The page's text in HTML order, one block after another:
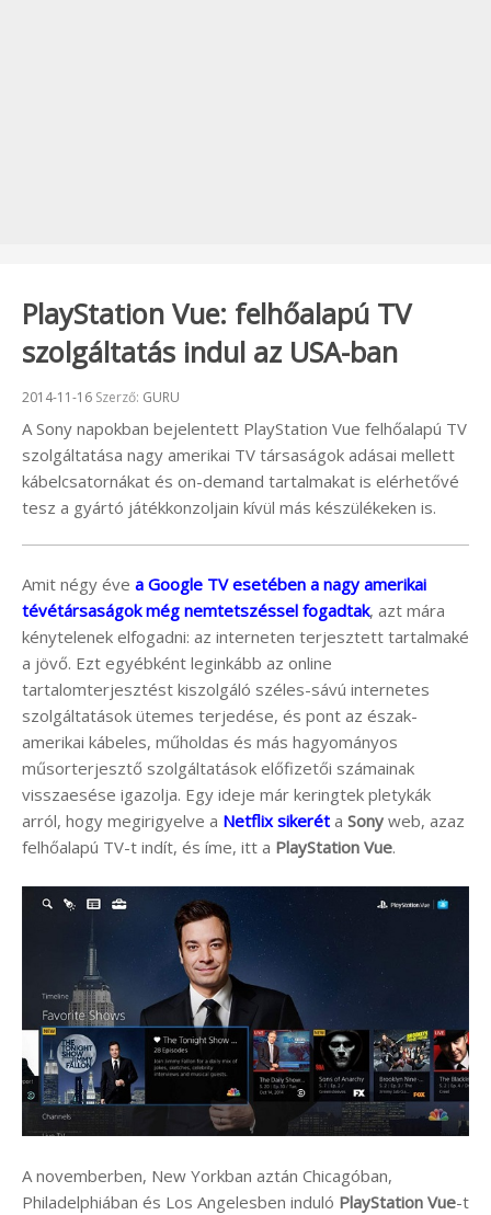
PlayStation Vue: felhőalapú TV
szolgáltatás indul az USA-ban
Beküldve:
2014-11-16 Szerző: GURU
A Sony napokban bejelentett PlayStation Vue felhőalapú TV
szolgáltatása nagy amerikai TV társaságok adásai mellett
kábelcsatornákat és on-demand tartalmakat is elérhetővé
tesz a gyártó játékkonzoljain kívül más készülékeken is.
Amit négy éve a Google TV esetében a nagy amerikai
tévétársaságok még nemtetszéssel fogadtak, azt mára
kénytelenek elfogadni: az interneten terjesztett tartalmaké
a jövő. Ezt egyébként leginkább az online
tartalomterjesztést kiszolgáló széles-sávú internetes
szolgáltatások ütemes terjedése, és pont az észak-
amerikai kábeles, műholdas és más hagyományos
műsorterjesztő szolgáltatások előfizetői számainak
visszaesése igazolja. Egy ideje már keringtek pletykák
arról, hogy megirigyelve a Netflix sikerét a Sony web, azaz
felhőalapú TV-t indít, és íme, itt a PlayStation Vue.
A novemberben, New Yorkban aztán Chicagóban,
Philadelphiában és Los Angelesben induló PlayStation Vue-t